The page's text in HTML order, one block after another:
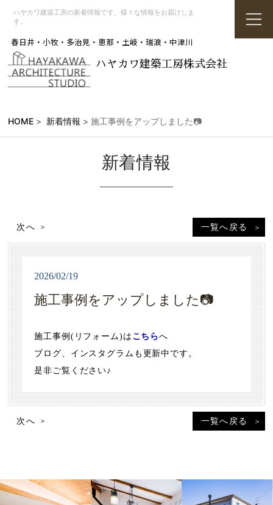
ハヤカワ建築工房の新着情報です。様々な情報をお届けしま
す。
春日井・小牧・多治見・恵那・土岐・瑞浪・中津川
ハヤカワ建築工房株式会社
HOME > 新着情報 > 施工事例をアップしました📷
新着情報
次へ 一覧へ戻る
2026/02/19
施工事例をアップしました📷
施工事例(リフォーム)は こちらへ
ブログ、インスタグラムも更新中です。
是非ご覧ください♪
次へ 一覧へ戻る